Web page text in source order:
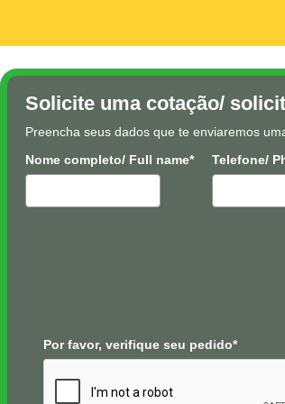
Solicite uma cotação/
Preencha seus dados que te enviaremos
Nome completo/ Full name*
Telefone/
Por favor, verifique seu pedido*